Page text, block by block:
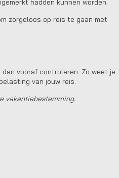
hadden kunnen worden.
zorgeloos op reis te gaan met
vooraf controleren. Zo weet je
van jouw reis.
vakantiebestemming.